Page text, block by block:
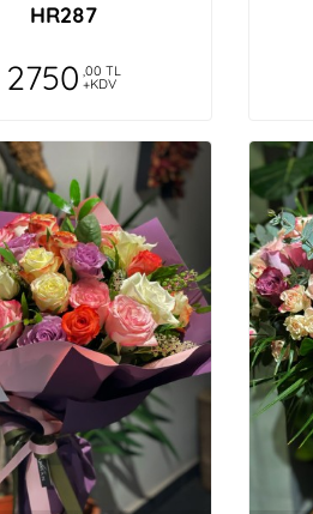
HR287
2750 ,00 TL
+KDV